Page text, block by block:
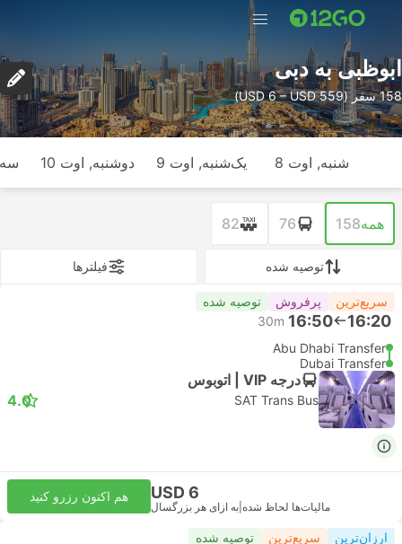
ابوظبی به دبی
158 سفر (USD 6 – USD 559)
شنبه, اوت 8 یک‌شنبه, اوت 9 دوشنبه, اوت 10
همه158
76
82
توصیه شده فیلتر‌ها
سریع‌ترین پرفروش توصیه شده
16:20
16:50
30m
Abu Dhabi Transfer
Dubai Transfer
درجه VIP | اتوبوس
SAT Trans Bus
4.0
USD 6
مالیات‌ها لحاظ شده به ازای هر بزرگسال
هم اکنون رزرو کنید
ارزان‌ترین سریع‌ترین توصیه شده